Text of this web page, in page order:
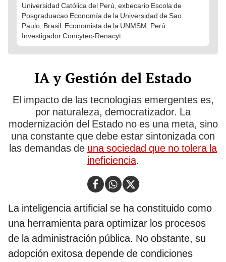
Universidad Católica del Perú, exbecario Escola de
Posgraduacao Economía de la Universidad de Sao
Paulo, Brasil. Economista de la UNMSM, Perú.
Investigador Concytec-Renacyt.
IA y Gestión del Estado
El impacto de las tecnologías emergentes es,
por naturaleza, democratizador. La
modernización del Estado no es una meta, sino
una constante que debe estar sintonizada con
las demandas de una sociedad que no tolera la
ineficiencia.
La inteligencia artificial se ha constituido como
una herramienta para optimizar los procesos
de la administración pública. No obstante, su
adopción exitosa depende de condiciones